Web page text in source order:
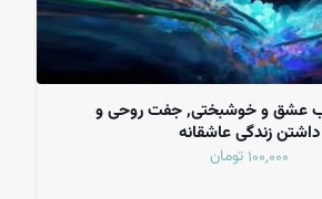
عشق و خوشبختی, جفت روحی و
داشتن زندگی عاشقانه
100,000 تومان